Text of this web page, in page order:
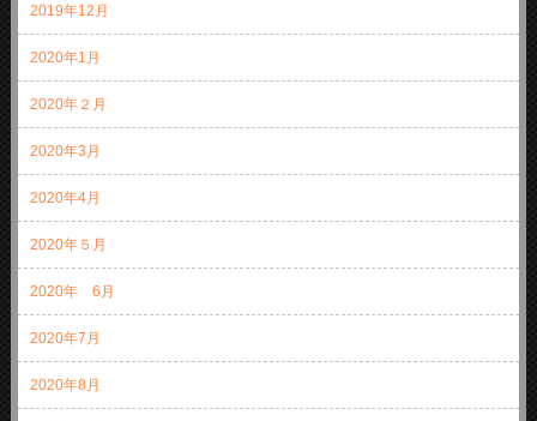
2019年12月
2020年1月
2020年２月
2020年3月
2020年4月
2020年５月
2020年 6月
2020年7月
2020年8月